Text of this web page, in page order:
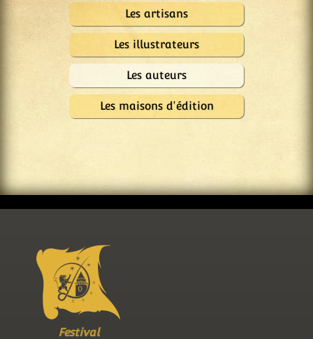
Les artisans
Les illustrateurs
Les auteurs
Les maisons d'édition
Festival